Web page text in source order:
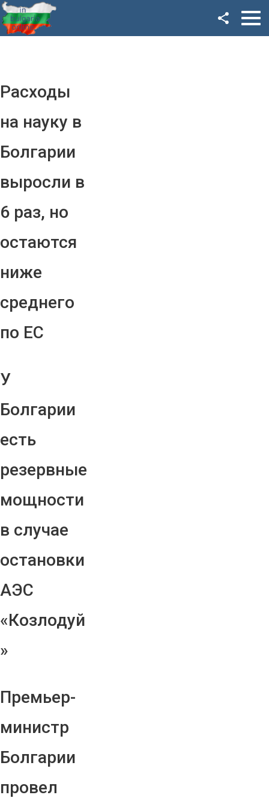
Расходы
на науку в
Болгарии
выросли в
6 раз, но
остаются
ниже
среднего
по ЕС
У
Болгарии
есть
резервные
мощности
в случае
остановки
АЭС
«Козлодуй
»
Премьер-
министр
Болгарии
провел